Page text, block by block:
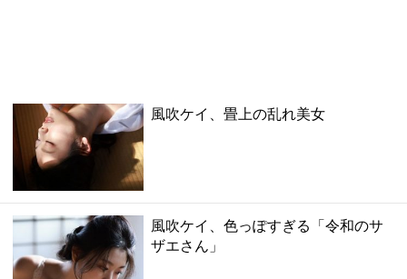
風吹ケイ、畳上の乱れ美女
風吹ケイ、色っぽすぎる「令和のサ
ザエさん」